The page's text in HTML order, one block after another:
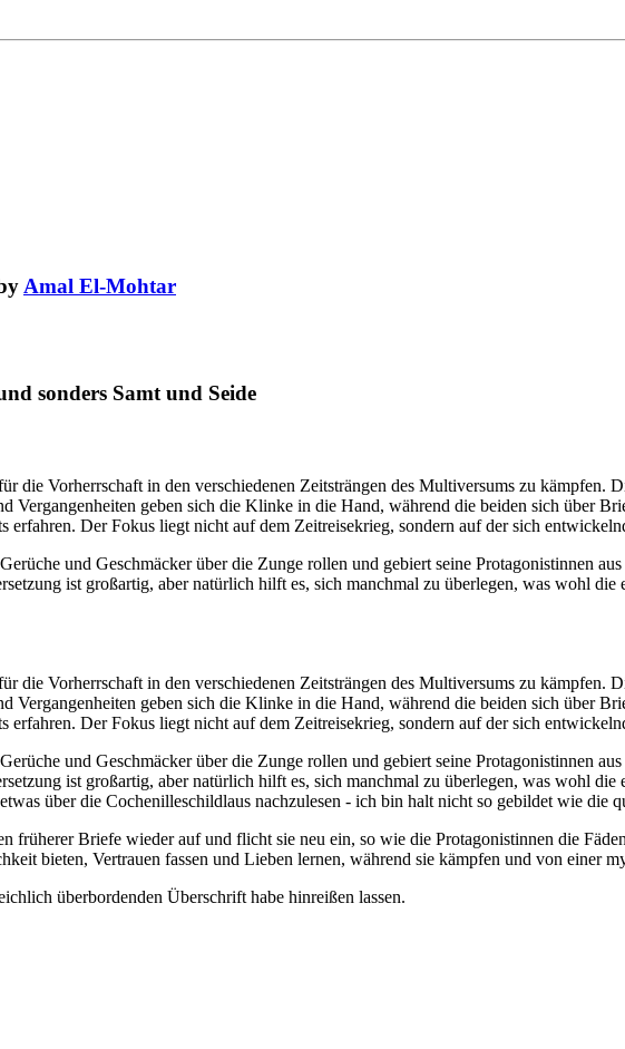
Amal El-Mohtar
sonders Samt und Seide
die Vorherrschaft in den verschiedenen Zeitsträngen des Multiversums zu
Vergangenheiten geben sich die Klinke in die Hand, während die beiden sich über
erfahren. Der Fokus liegt nicht auf dem Zeitreisekrieg, sondern auf der sich
und Geschmäcker über die Zunge rollen und gebiert seine Protagonistinnen
ist großartig, aber natürlich hilft es, sich manchmal zu überlegen, was wohl
die Vorherrschaft in den verschiedenen Zeitsträngen des Multiversums zu
Vergangenheiten geben sich die Klinke in die Hand, während die beiden sich über
erfahren. Der Fokus liegt nicht auf dem Zeitreisekrieg, sondern auf der sich
und Geschmäcker über die Zunge rollen und gebiert seine Protagonistinnen
ist großartig, aber natürlich hilft es, sich manchmal zu überlegen, was wohl
über die Cochenilleschildlaus nachzulesen - ich bin halt nicht so gebildet wie die
früherer Briefe wieder auf und flicht sie neu ein, so wie die Protagonistinnen die
bieten, Vertrauen fassen und Lieben lernen, während sie kämpfen und von einer
überbordenden Überschrift habe hinreißen lassen.